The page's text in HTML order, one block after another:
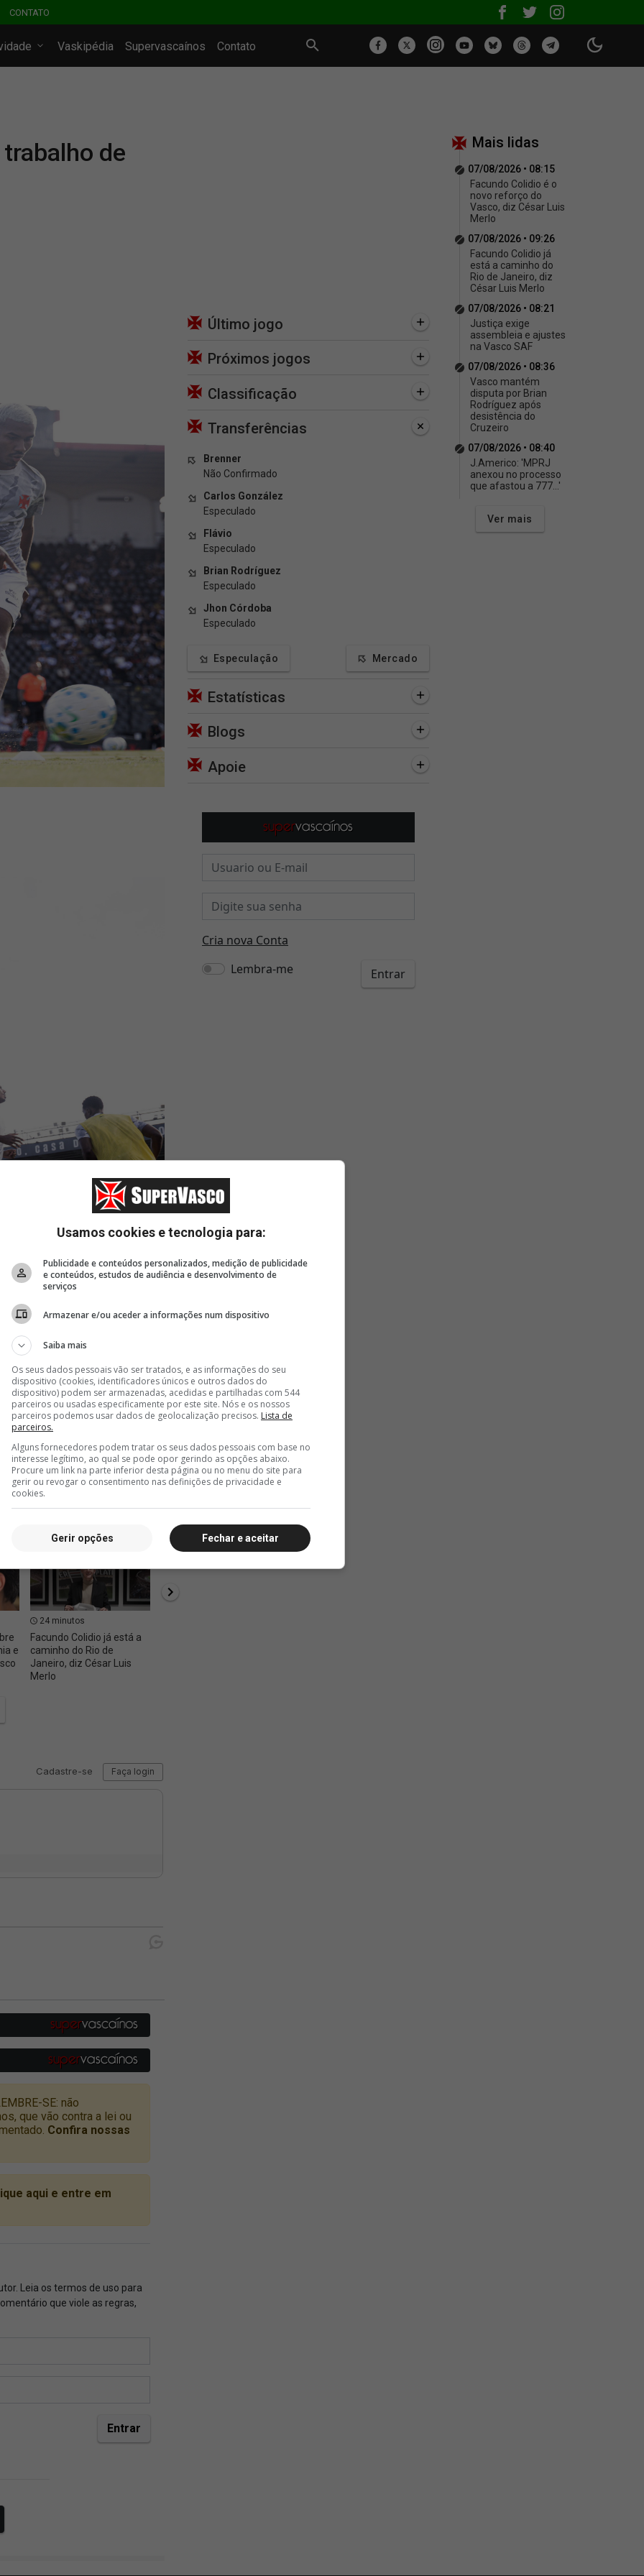
CONTATO
Vaskipédia Supervascaínos Contato
de
e
24 minutos
Facundo Colidio já está a
caminho do Rio de
Janeiro, diz César Luis
Merlo
Último jogo
Próximos jogos
Classificação
Transferências
Brenner
Não Confirmado
Carlos González
Especulado
Flávio
Especulado
Brian Rodríguez
Especulado
Jhon Córdoba
Especulado
Especulação Mercado
Estatísticas
Blogs
Apoie
Mais lidas
07/08/2026 • 08:15
Facundo Colidio é o
novo reforço do
Vasco, diz César Luis
Merlo
07/08/2026 • 09:26
Facundo Colidio já
está a caminho do
Rio de Janeiro, diz
César Luis Merlo
07/08/2026 • 08:21
Justiça exige
assembleia e ajustes
na Vasco SAF
07/08/2026 • 08:36
Vasco mantém
disputa por Brian
Rodríguez após
desistência do
Cruzeiro
07/08/2026 • 08:40
J.Americo: 'MPRJ
anexou no processo
que afastou a 777...'
Ver mais
Usamos cookies e tecnologia para:
Publicidade e conteúdos personalizados, medição de publicidade
e conteúdos, estudos de audiência e desenvolvimento de
serviços
Armazenar e/ou aceder a informações num dispositivo
Saiba mais
Os seus dados pessoais vão ser tratados, e as informações do seu
dispositivo (cookies, identificadores únicos e outros dados do
dispositivo) podem ser armazenadas, acedidas e partilhadas com 544
parceiros ou usadas especificamente por este site. Nós e os nossos
parceiros podemos usar dados de geolocalização precisos. Lista de
parceiros.
Alguns fornecedores podem tratar os seus dados pessoais com base no
interesse legítimo, ao qual se pode opor gerindo as opções abaixo.
Procure um link na parte inferior desta página ou no menu do site para
gerir ou revogar o consentimento nas definições de privacidade e
cookies.
Fechar e aceitar
Gerir opções